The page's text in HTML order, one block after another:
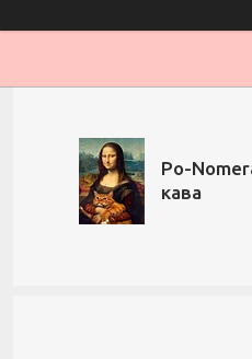
Po-
кава